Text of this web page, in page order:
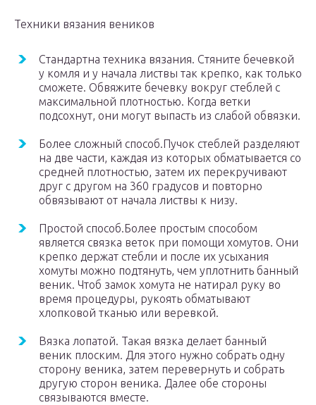
Техники вязания веников
Стандартна техника вязания. Стяните бечевкой
у комля и у начала листвы так крепко, как только
сможете. Обвяжите бечевку вокруг стеблей с
максимальной плотностью. Когда ветки
подсохнут, они могут выпасть из слабой обвязки.
Более сложный способ.Пучок стеблей разделяют
на две части, каждая из которых обматывается со
средней плотностью, затем их перекручивают
друг с другом на 360 градусов и повторно
обвязывают от начала листвы к низу.
Простой способ.Более простым способом
является связка веток при помощи хомутов. Они
крепко держат стебли и после их усыхания
хомуты можно подтянуть, чем уплотнить банный
веник. Чтоб замок хомута не натирал руку во
время процедуры, рукоять обматывают
хлопковой тканью или веревкой.
Вязка лопатой. Такая вязка делает банный
веник плоским. Для этого нужно собрать одну
сторону веника, затем перевернуть и собрать
другую сторон веника. Далее обе стороны
связываются вместе.